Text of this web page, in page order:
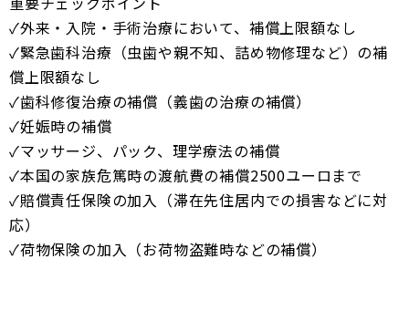
✓外来・入院・手術治療において、補償上限額なし
✓緊急歯科治療（虫歯や親不知、詰め物修理など）の補
償上限額なし
✓歯科修復治療の補償（義歯の治療の補償）
✓妊娠時の補償
✓マッサージ、パック、理学療法の補償
✓本国の家族危篤時の渡航費の補償2500ユーロまで
✓賠償責任保険の加入（滞在先住居内での損害などに対
応）
✓荷物保険の加入（お荷物盗難時などの補償）